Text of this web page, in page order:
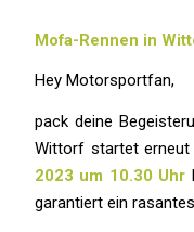
Mofa-Rennen in
Hey Motorsportfan,
pack deine
Wittorf startet erneut
2023 um 10.30 Uhr
garantiert ein